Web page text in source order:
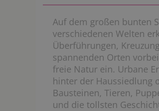
Auf dem großen bunten
verschiedenen Welten
Überführungen,
spannenden Orten
freie Natur ein. Urbane
hinter der Haussiedlung
Bausteinen, Tieren,
und die tollsten